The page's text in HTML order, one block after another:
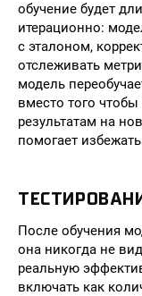
обучение будет
итерационно:
с эталоном,
отслеживать
модель
вместо того
результатам на
помогает
После обучения
она никогда не
реальную
включать как